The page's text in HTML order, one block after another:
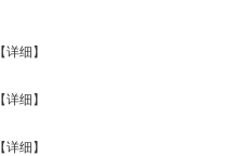
【详细】
【详细】
【详细】